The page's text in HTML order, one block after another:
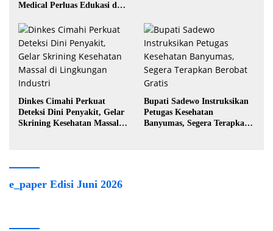
Medical Perluas Edukasi dan
Dinkes Cimahi Perkuat
Deteksi Dini Penyakit, Gelar
Skrining Kesehatan Massal di
Bupati Sadewo Instruksikan
Petugas Kesehatan
Banyumas, Segera Terapkan
e_paper Edisi Juni 2026